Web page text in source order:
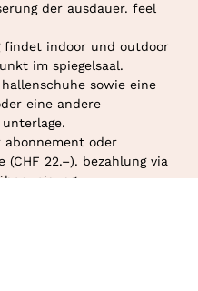
der ausdauer. feel
findet indoor und outdoor
im spiegelsaal.
hallenschuhe sowie eine
eine andere
abonnement oder
(CHF 22.–). bezahlung via